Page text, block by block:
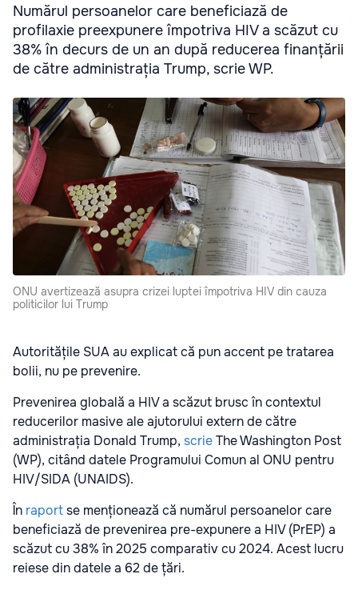
Numărul persoanelor care beneficiază de
profilaxie preexpunere împotriva HIV a scăzut cu
38% în decurs de un an după reducerea finanțării
de către administrația Trump, scrie WP.
ONU avertizează asupra crizei luptei împotriva HIV din cauza
politicilor lui Trump
Autoritățile SUA au explicat că pun accent pe tratarea
bolii, nu pe prevenire.
Prevenirea globală a HIV a scăzut brusc în contextul
reducerilor masive ale ajutorului extern de către
administrația Donald Trump, scrieThe Washington Post
(WP), citând datele Programului Comun al ONU pentru
HIV/SIDA (UNAIDS).
În raportse menționează că numărul persoanelor care
beneficiază de prevenirea pre-expunere a HIV (PrEP) a
scăzut cu 38% în 2025 comparativ cu 2024. Acest lucru
reiese din datele a 62 de țări.